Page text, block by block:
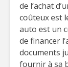
de l’achat
coûteux est
auto est un
de financer
documents
fournir à sa